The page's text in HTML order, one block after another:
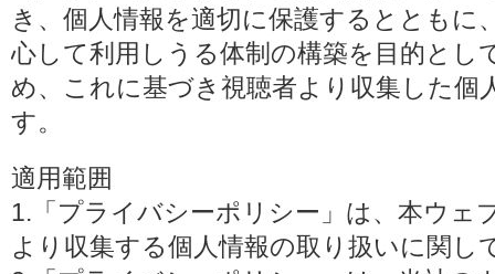
き、個人情報を適切に保護するとともに
心して利用しうる体制の構築を目的とし
め、これに基づき視聴者より収集した個
す。
適用範囲
1.「プライバシーポリシー」は、本ウェ
より収集する個人情報の取り扱いに関し